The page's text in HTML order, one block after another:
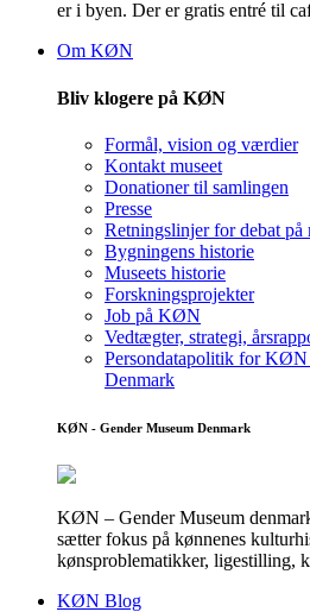
er i byen. Der er gratis entré til
Om KØN
Bliv klogere på KØN
Formål, vision og værdier
Kontakt museet
Donationer til samlingen
Presse
Retningslinjer for debat på
Bygningens historie
Museets historie
Forskningsprojekter
Job på KØN
Vedtægter, strategi,
Persondatapolitik for KØN
Denmark
KØN - Gender Museum Denmark
KØN – Gender Museum
sætter fokus på kønnenes
kønsproblematikker, ligestilling,
KØN Blog